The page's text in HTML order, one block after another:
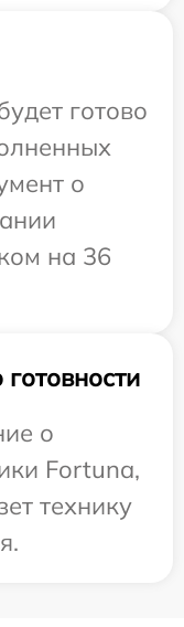
готово
о
на 36
о
Fortuna,
технику